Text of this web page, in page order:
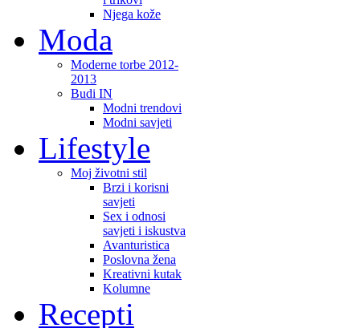
Njega kože
Moda
Moderne torbe 2012-
2013
Budi IN
Modni trendovi
Modni savjeti
Lifestyle
Moj životni stil
Brzi i korisni
savjeti
Sex i odnosi
savjeti i iskustva
Avanturistica
Poslovna žena
Kreativni kutak
Kolumne
Recepti